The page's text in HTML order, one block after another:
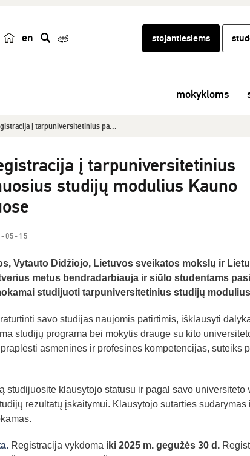
en
k
stojantiesiems
mokykloms
į tarpuniversitetinius pa...
į tarpuniversitetinius
studijų modulius Kauno
05-15
Vytauto Didžiojo, Lietuvos sveikatos mokslų ir
metus bendradarbiauja ir siūlo studentams
studijuoti tarpuniversitetinius studijų
savo studijas naujomis patirtimis, išklausyti
studijų programa bei mokytis drauge su kito
asmenines ir profesines kompetencijas, suteiks
studijuosite klausytojo statusu ir pagal savo universiteto
rezultatų įskaitymui. Klausytojo sutarties sudarymas
Registracija vykdoma iki 2025 m. gegužės 30 d.